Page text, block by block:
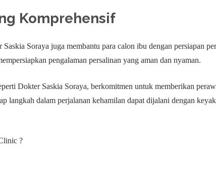
Komprehensif
Soraya juga membantu para calon ibu dengan persiapan
pengalaman persalinan yang aman dan nyaman.
Dokter Saskia Soraya, berkomitmen untuk memberikan
langkah dalam perjalanan kehamilan dapat dijalani dengan
?